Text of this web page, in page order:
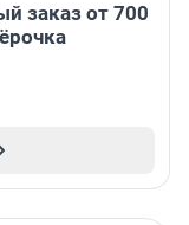
заказ от 700